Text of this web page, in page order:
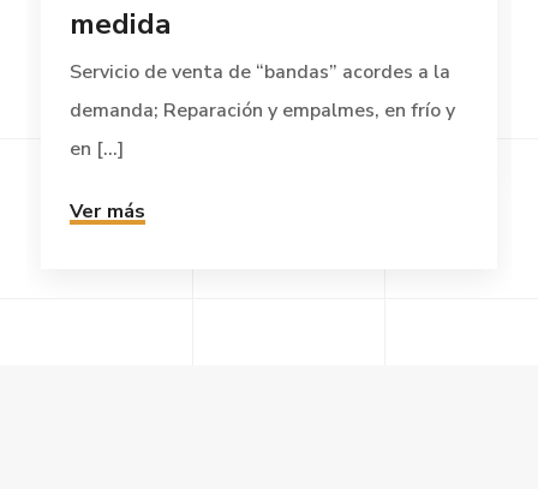
medida
Servicio de venta de “bandas” acordes a la
demanda; Reparación y empalmes, en frío y
en [...]
Ver más